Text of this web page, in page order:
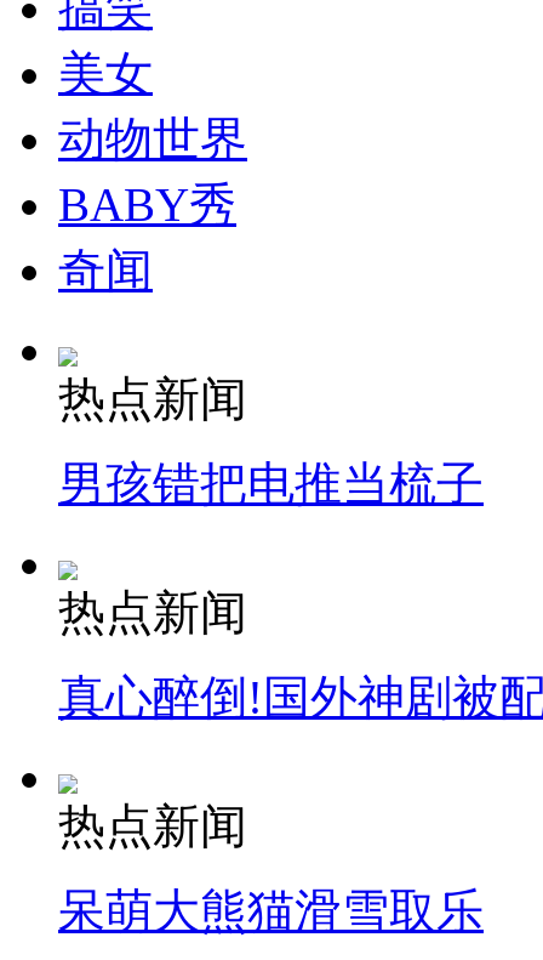
美女
动物世界
BABY秀
奇闻
热点新闻
男孩错把电推当梳子
热点新闻
真心醉倒!国外神剧被
热点新闻
呆萌大熊猫滑雪取乐